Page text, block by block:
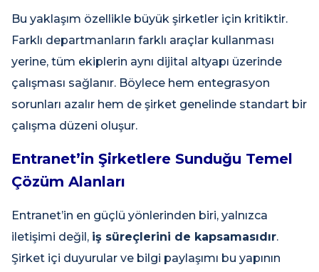
Bu yaklaşım özellikle büyük şirketler için kritiktir.
Farklı departmanların farklı araçlar kullanması
yerine, tüm ekiplerin aynı dijital altyapı üzerinde
çalışması sağlanır. Böylece hem entegrasyon
sorunları azalır hem de şirket genelinde standart bir
çalışma düzeni oluşur.
Entranet’in Şirketlere Sunduğu Temel
Çözüm Alanları
Entranet’in en güçlü yönlerinden biri, yalnızca
iletişimi değil, iş süreçlerini de kapsamasıdır.
Şirket içi duyurular ve bilgi paylaşımı bu yapının